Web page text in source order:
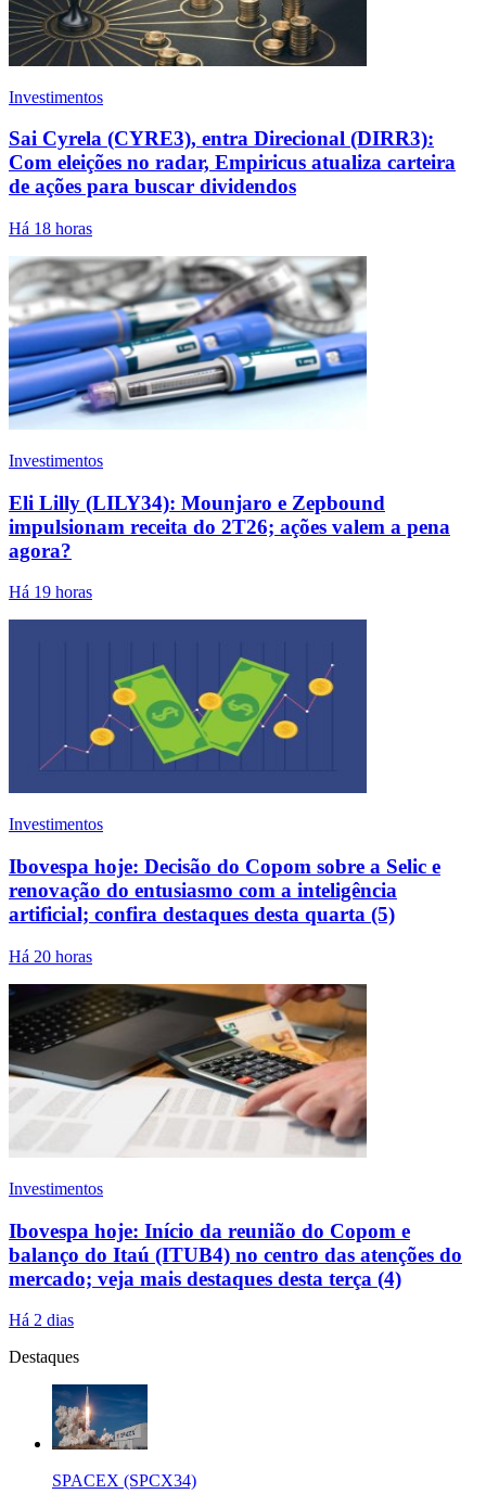
Investimentos
Sai Cyrela (CYRE3), entra Direcional (DIRR3):
Com eleições no radar, Empiricus atualiza carteira
de ações para buscar dividendos
Há 18 horas
Investimentos
Eli Lilly (LILY34): Mounjaro e Zepbound
impulsionam receita do 2T26; ações valem a pena
agora?
Há 19 horas
Investimentos
Ibovespa hoje: Decisão do Copom sobre a Selic e
renovação do entusiasmo com a inteligência
artificial; confira destaques desta quarta (5)
Há 20 horas
Investimentos
Ibovespa hoje: Início da reunião do Copom e
balanço do Itaú (ITUB4) no centro das atenções do
mercado; veja mais destaques desta terça (4)
Há 2 dias
Destaques
SPACEX (SPCX34)